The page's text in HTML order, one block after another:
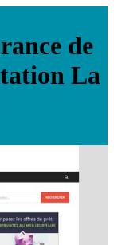
de
La